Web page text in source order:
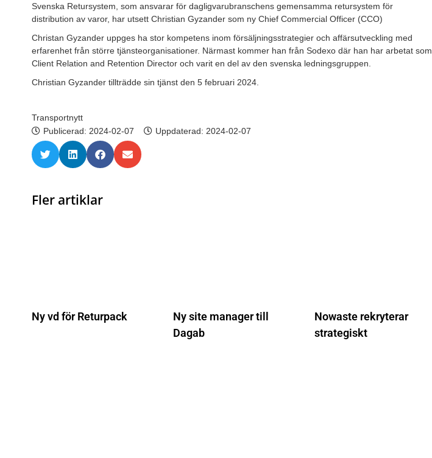
Svenska Retursystem, som ansvarar för dagligvarubranschens gemensamma retursystem för
distribution av varor, har utsett Christian Gyzander som ny Chief Commercial Officer (CCO)
Christan Gyzander uppges ha stor kompetens inom försäljningsstrategier och affärsutveckling med
erfarenhet från större tjänsteorganisationer. Närmast kommer han från Sodexo där han har arbetat som
Client Relation and Retention Director och varit en del av den svenska ledningsgruppen.
Christian Gyzander tillträdde sin tjänst den 5 februari 2024.
Transportnytt
Publicerad: 2024-02-07 Uppdaterad: 2024-02-07
Fler artiklar
Ny vd för Returpack
Ny site manager till
Dagab
Nowaste rekryterar
strategiskt